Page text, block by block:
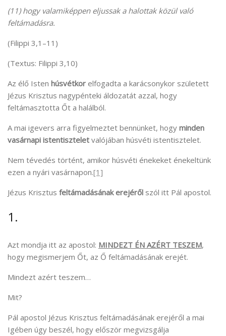
(11) hogy valamiképpen eljussak a halottak közül való
feltámadásra.
(Filippi 3,1–11)
(Textus: Filippi 3,10)
Az élő Isten húsvétkor elfogadta a karácsonykor született
Jézus Krisztus nagypénteki áldozatát azzal, hogy
feltámasztotta Őt a halálból.
A mai igevers arra figyelmeztet bennünket, hogy minden
vasárnapi istentisztelet valójában húsvéti istentisztelet.
Nem tévedés történt, amikor húsvéti énekeket énekeltünk
ezen a nyári vasárnapon.[1]
Jézus Krisztus feltámadásának erejéről szól itt Pál apostol.
1.
Azt mondja itt az apostol: MINDEZT ÉN AZÉRT TESZEM,
hogy megismerjem Őt, az Ő feltámadásának erejét.
Mindezt azért teszem…
Mit?
Pál apostol Jézus Krisztus feltámadásának erejéről a mai
Igében úgy beszél, hogy először megvizsgálja